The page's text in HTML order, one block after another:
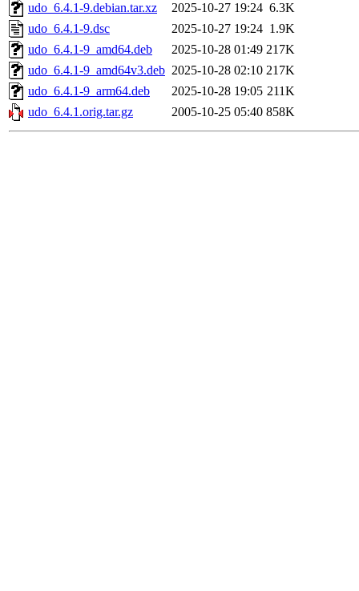
udo_6.4.1-9.debian.tar.xz
2025-10-27 19:24 6.3K
udo_6.4.1-9.dsc
2025-10-27 19:24 1.9K
udo_6.4.1-9_amd64.deb
2025-10-28 01:49 217K
udo_6.4.1-9_amd64v3.deb 2025-10-28 02:10 217K
udo_6.4.1-9_arm64.deb
2025-10-28 19:05 211K
udo_6.4.1.orig.tar.gz
2005-10-25 05:40 858K